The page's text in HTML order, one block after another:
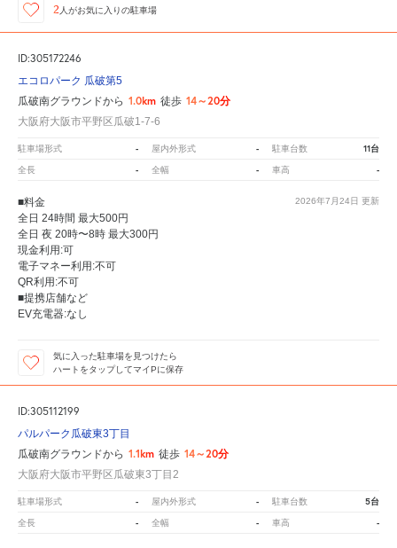
2 人がお気に入りの駐車場
ID:305172246
エコロパーク 瓜破第5
瓜破南グラウンドから 1.0km 徒歩 14～20分
大阪府大阪市平野区瓜破1-7-6
駐車場形式 - 屋内外形式 - 駐車台数 11台
全長 - 全幅 - 車高 -
2026年7月24日 更新
■料金
全日 24時間 最大500円
全日 夜 20時〜8時 最大300円
現金利用:可
電子マネー利用:不可
QR利用:不可
■提携店舗など
EV充電器:なし
気に入った駐車場を見つけたら
ハートをタップしてマイPに保存
ID:305112199
パルパーク瓜破東3丁目
瓜破南グラウンドから 1.1km 徒歩 14～20分
大阪府大阪市平野区瓜破東3丁目2
駐車場形式 - 屋内外形式 - 駐車台数 5台
全長 - 全幅 - 車高 -